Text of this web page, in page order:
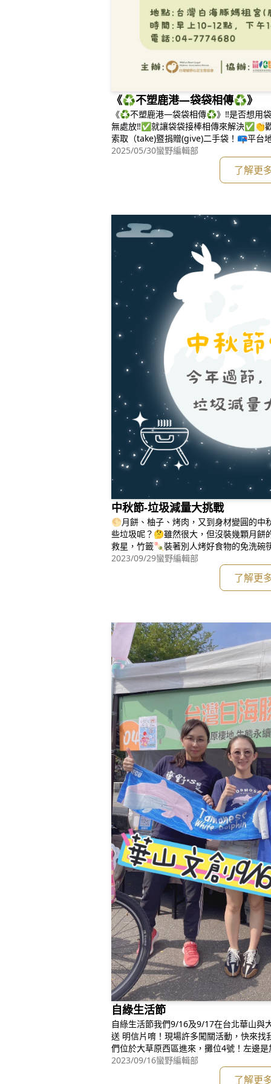
《♻️不塑鹿港—袋袋相傳♻️》
《♻️不塑鹿港—袋袋相傳♻️》‼️是否想用
無處放‼️✅就讓袋袋接棒相傳來解決✅👏
索取（take)暨捐贈(give)二手袋！📪平台
路102號)⏰️時間：週三～週日/上午10-12
乾淨」塑膠袋、不織布提袋、紙袋……歡
2025/05/30蠻野編輯部
了解更
中秋節-垃圾減量大挑戰
🌕月餅、柚子、烤肉，又到身材變圓的中
些垃圾呢？🤔雖然很大，但沒裝幾顆月餅
救星，竹籤🍡裝著別人烤好食物的免洗
呢？那一起來「垃圾減量大挑戰」🥳分享
如果我們能從源頭，減少垃圾產生就可
造過程和使用後，對環境的污染我們只有
2023/09/29蠻野編輯部
了解更
自綠生活節
自綠生活節我們9/16及9/17在台北華山與
送 明信片唷！現場許多闖關活動，快來
們位於大草原西區進來，攤位4號！左邊
電影院#自綠生活節#台灣白海豚#今周刊
祖宮#無塑生活一起來https://
2023/09/16蠻野編輯部
了解更